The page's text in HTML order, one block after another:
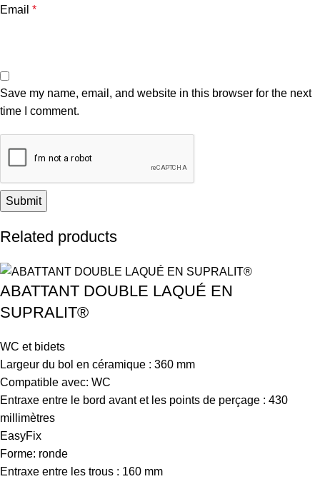
Email *
Save my name, email, and website in this browser for the next
time I comment.
Related products
ABATTANT DOUBLE LAQUÉ EN
SUPRALIT®
WC et bidets
Largeur du bol en céramique : 360 mm
Compatible avec: WC
Entraxe entre le bord avant et les points de perçage : 430
millimètres
EasyFix
Forme: ronde
Entraxe entre les trous : 160 mm